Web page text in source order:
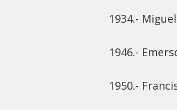
1934.-
1946.-
1950.-